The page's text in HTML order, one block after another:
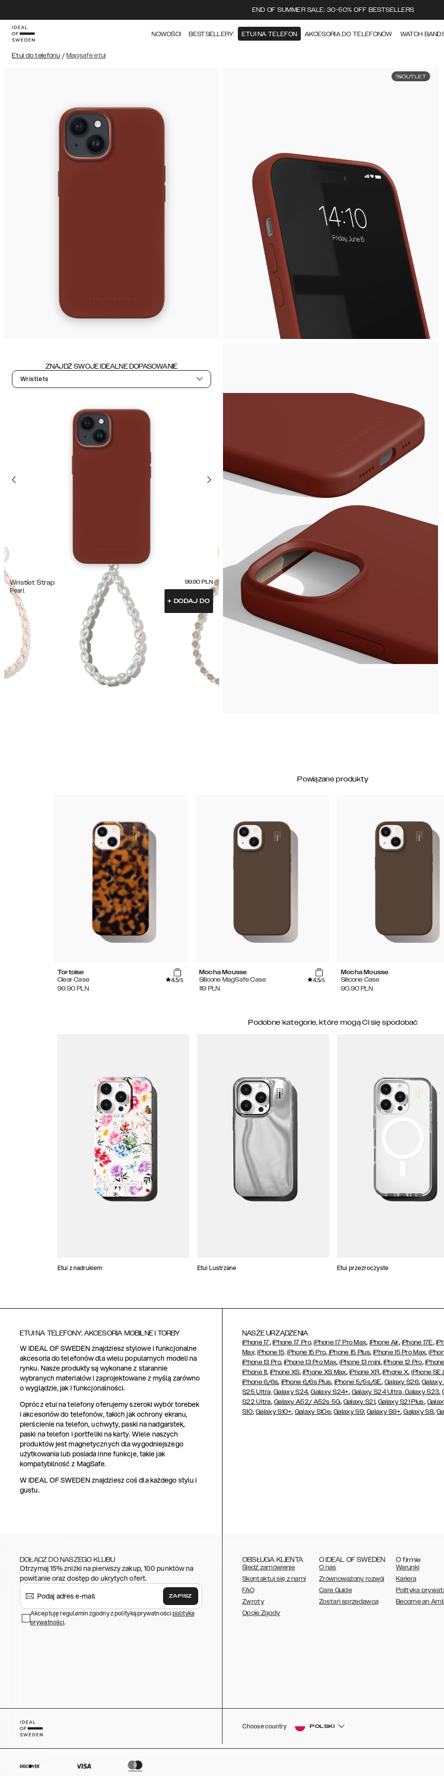
END OF SUMMER SALE: 30-50% OFF BESTSELLERS
NOWOŚCI BESTSELLERY ETUI NA TELEFON AKCESORIA DO TELEFONÓW WATCH
Etui do telefonu / Magsafe etui
OUTLET
ZNAJDŹ SWOJE IDEALNE DOPASOWANIE
Wristlets
Wristlet Strap
Pearl
99.90 PLN
+ DODAJ DO
Powiązane produkty
Tortoise
Clear Case
4.5/5
99.90 PLN
Mocha Mousse
Silicone MagSafe Case
4.5/5
119 PLN
Mocha Mousse
Silicone Case
90.90 PLN
Podobne kategorie, które mogą Ci się spodobać
Etui z nadrukiem Etui Lustrzane Etui przezroczyste
ETUI NA TELEFONY, AKCESORIA MOBILNE I TORBY
W IDEAL OF SWEDEN znajdziesz stylowe i funkcjonalne
akcesoria do telefonów dla wielu popularnych modeli na
rynku. Nasze produkty są wykonane z starannie
wybranych materiałów i zaprojektowane z myślą zarówno
o wyglądzie, jak i funkcjonalności.
Oprócz etui na telefony oferujemy szeroki wybór torebek
i akcesoriów do telefonów, takich jak ochrony ekranu,
pierścienie na telefon, uchwyty, paski na nadgarstek,
paski na telefon i portfeliki na karty. Wiele naszych
produktów jest magnetycznych dla wygodniejszego
użytkowania lub posiada inne funkcje, takie jak
kompatybilność z MagSafe.
W IDEAL OF SWEDEN znajdziesz coś dla każdego stylu i
gustu.
NASZE URZĄDZENIA
iPhone 17, iPhone 17 Pro, iPhone 17 Pro Max, iPhone Air, iPhone 17E,
Max, iPhone 15, iPhone 15 Pro, iPhone 15 Plus,iPhone 15 Pro Max,
iPhone 13 Pro,iPhone 13 Pro Max,iPhone 13 mini, iPhone 12 Pro,
iPhone 11, iPhone XS, iPhone XS Max, iPhone XR, iPhone X,iPhone
iPhone 6/6s, iPhone 6/6s Plus, iPhone 5/5s/SE, Galaxy S26,Galaxy
S25 Ultra, Galaxy S24,Galaxy S24+, Galaxy S24 Ultra,Galaxy S23,
S22 Ultra, Galaxy A52/ A52s 5G, Galaxy S21,Galaxy S21 Plus,
S10,Galaxy S10+, Galaxy S10e,Galaxy S9,Galaxy S9+,Galaxy S8,
DOŁĄCZ DO NASZEGO KLUBU
Otrzymaj 15% zniżki na pierwszy zakup, 100 punktów na
powitanie oraz dostęp do ukrytych ofert.
ZAPISZ
Akceptuję regulamin zgodny z polityką prywatnościpolityka
prywatności.
OBSŁUGA KLIENTA
Śledź zamówienie
Skontaktuj się z nami
FAQ
Zwroty
Opcje Zgody
O IDEAL OF SWEDEN
O nas
Zrównoważony rozwój
Care Guide
Zostań sprzedawcą
O firmie
Warunki
Kariera
Polityka
Become an
Choose country POLSKI
ESPAÑOL